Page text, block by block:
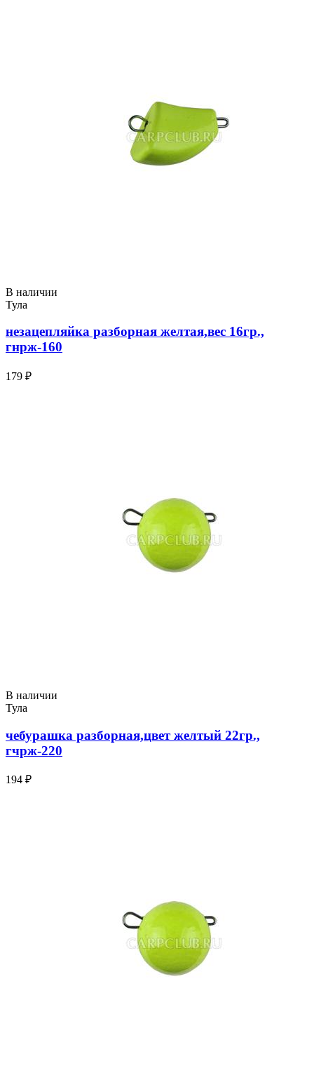
В наличии
Тула
незацепляйка разборная желтая,вес 16гр.,
гнрж-160
179 ₽
В наличии
Тула
чебурашка разборная,цвет желтый 22гр.,
гчрж-220
194 ₽